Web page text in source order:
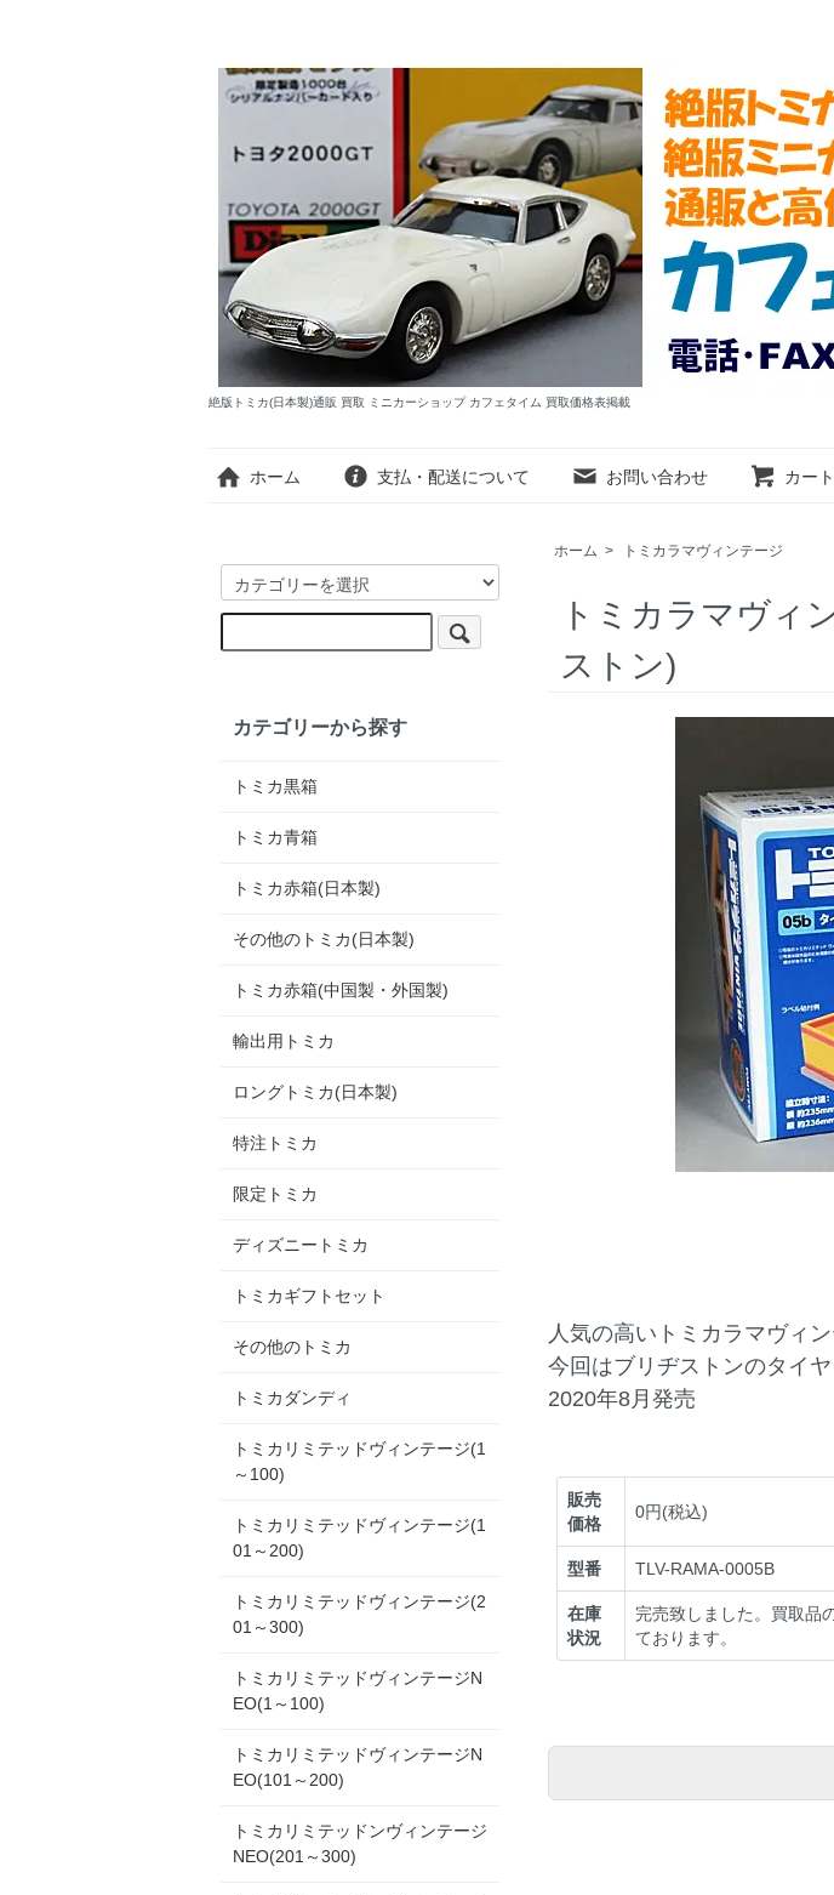
絶版トミカ(日本製)通販 買取 ミニカーショップ カフェタイム 買取価格表掲載
ホーム 支払・配送について お問い合わせ カー
ホーム > トミカラマヴィンテージ
トミカラマヴィ
ストン)
人気の高いトミカラマヴィ
今回はブリヂストンのタイ
2020年8月発売
販売
価格
0円(税込)
型番 TLV-RAMA-0005B
在庫
状況
完売致しました。買取品
ております。
カテゴリーから探す
トミカ黒箱
トミカ青箱
トミカ赤箱(日本製)
その他のトミカ(日本製)
トミカ赤箱(中国製・外国製)
輸出用トミカ
ロングトミカ(日本製)
特注トミカ
限定トミカ
ディズニートミカ
トミカギフトセット
その他のトミカ
トミカダンディ
トミカリミテッドヴィンテージ(1
～100)
トミカリミテッドヴィンテージ(1
01～200)
トミカリミテッドヴィンテージ(2
01～300)
トミカリミテッドヴィンテージN
EO(1～100)
トミカリミテッドヴィンテージN
EO(101～200)
トミカリミテッドンヴィンテージ
NEO(201～300)